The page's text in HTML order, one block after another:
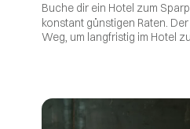
Buche dir ein Hotel zum
konstant günstigen Raten.
Weg, um langfristig im Hotel